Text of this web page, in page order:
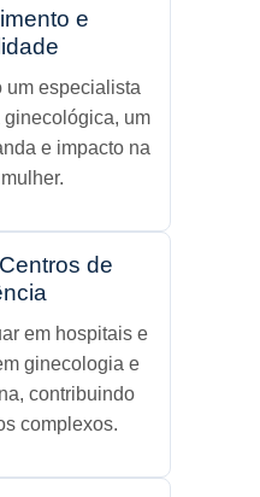
e
um especialista
um
e impacto na
de
em hospitais e
ginecologia e
contribuindo
complexos.